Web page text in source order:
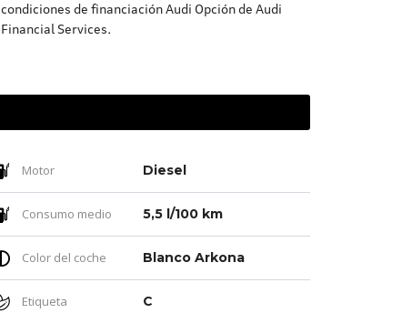
condiciones de financiación Audi Opción de Audi
Financial Services.
Motor Diesel
Consumo medio 5,5 l/100 km
Color del coche Blanco Arkona
Etiqueta C